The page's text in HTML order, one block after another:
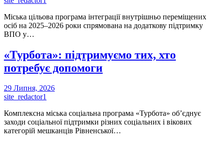
Міська цільова програма інтеграції внутрішньо переміщених
осіб на 2025–2026 роки спрямована на додаткову підтримку
ВПО у…
«Турбота»: підтримуємо тих, хто
потребує допомоги
29 Липня, 2026
site_redactor1
Комплексна міська соціальна програма «Турбота» об’єднує
заходи соціальної підтримки різних соціальних і вікових
категорій мешканців Рівненської…